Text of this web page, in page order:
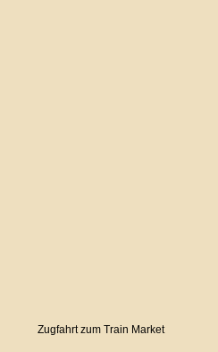
Zugfahrt zum Train Market